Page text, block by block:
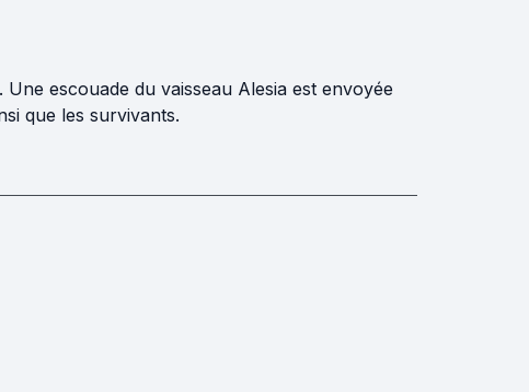
escouade du vaisseau Alesia est envoyée
que les survivants.